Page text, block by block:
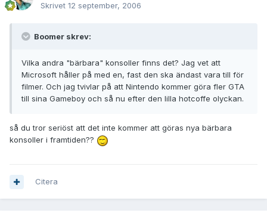
Skrivet 12 september, 2006
Boomer skrev:
Vilka andra "bärbara" konsoller finns det? Jag vet att
Microsoft håller på med en, fast den ska ändast vara till för
filmer. Och jag tvivlar på att Nintendo kommer göra fler GTA
till sina Gameboy och så nu efter den lilla hotcoffe olyckan.
så du tror seriöst att det inte kommer att göras nya bärbara
konsoller i framtiden??
Citera